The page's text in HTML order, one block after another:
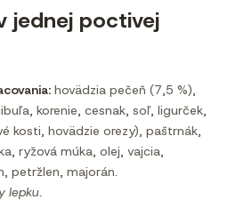
jednej poctivej
hovädzia pečeň (7,5 %),
korenie, cesnak, soľ, ligurček,
kosti, hovädzie orezy), paštrnák,
ryžová múka, olej, vajcia,
petržlen, majorán.
lepku.